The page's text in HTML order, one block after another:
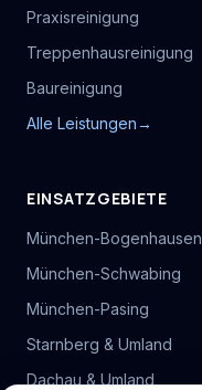
Praxisreinigung
Treppenhausreinigung
Baureinigung
Alle Leistungen→
EINSATZGEBIETE
München-Bogenhausen
München-Schwabing
München-Pasing
Starnberg & Umland
Dachau & Umland